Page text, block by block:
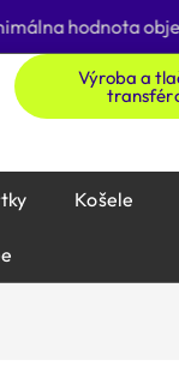
hodnota
Výroba a
Košele